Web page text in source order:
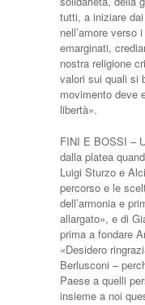
tutti, a iniziare
nell’amore verso
emarginati,
nostra religione
valori sui quali si
movimento deve
libertà».
FINI E BOSSI –
dalla platea
Luigi Sturzo e
percorso e le
dell’armonia e
allargato», e di
prima a fondare
«Desidero
Berlusconi –
Paese a quelli
insieme a noi